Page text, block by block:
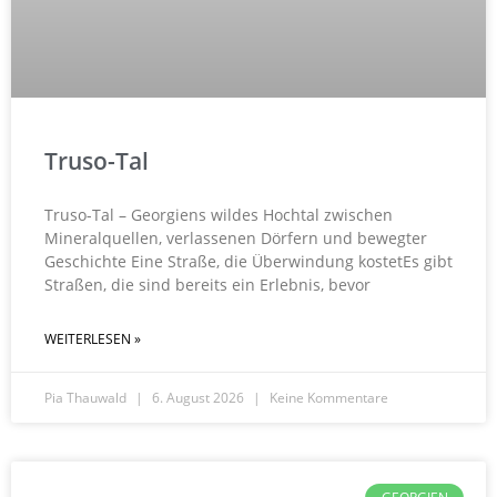
Truso-Tal
Truso-Tal – Georgiens wildes Hochtal zwischen
Mineralquellen, verlassenen Dörfern und bewegter
Geschichte Eine Straße, die Überwindung kostetEs gibt
Straßen, die sind bereits ein Erlebnis, bevor
WEITERLESEN »
Pia Thauwald 6. August 2026 Keine Kommentare